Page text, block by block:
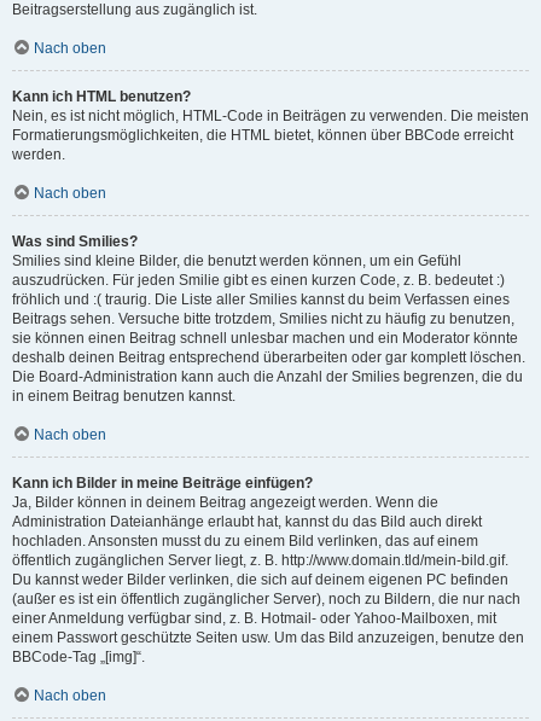
Beitragserstellung aus zugänglich ist.
Nach oben
Kann ich HTML benutzen?
Nein, es ist nicht möglich, HTML-Code in Beiträgen zu verwenden. Die meisten
Formatierungsmöglichkeiten, die HTML bietet, können über BBCode erreicht
werden.
Nach oben
Was sind Smilies?
Smilies sind kleine Bilder, die benutzt werden können, um ein Gefühl
auszudrücken. Für jeden Smilie gibt es einen kurzen Code, z. B. bedeutet :)
fröhlich und :( traurig. Die Liste aller Smilies kannst du beim Verfassen eines
Beitrags sehen. Versuche bitte trotzdem, Smilies nicht zu häufig zu benutzen,
sie können einen Beitrag schnell unlesbar machen und ein Moderator könnte
deshalb deinen Beitrag entsprechend überarbeiten oder gar komplett löschen.
Die Board-Administration kann auch die Anzahl der Smilies begrenzen, die du
in einem Beitrag benutzen kannst.
Nach oben
Kann ich Bilder in meine Beiträge einfügen?
Ja, Bilder können in deinem Beitrag angezeigt werden. Wenn die
Administration Dateianhänge erlaubt hat, kannst du das Bild auch direkt
hochladen. Ansonsten musst du zu einem Bild verlinken, das auf einem
öffentlich zugänglichen Server liegt, z. B. http://www.domain.tld/mein-bild.gif.
Du kannst weder Bilder verlinken, die sich auf deinem eigenen PC befinden
(außer es ist ein öffentlich zugänglicher Server), noch zu Bildern, die nur nach
einer Anmeldung verfügbar sind, z. B. Hotmail- oder Yahoo-Mailboxen, mit
einem Passwort geschützte Seiten usw. Um das Bild anzuzeigen, benutze den
BBCode-Tag „[img]“.
Nach oben